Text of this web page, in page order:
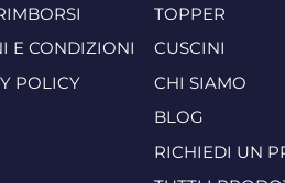
E CONDIZIONI
POLICY
TOPPER
CUSCINI
CHI SIAMO
BLOG
RICHIEDI UN